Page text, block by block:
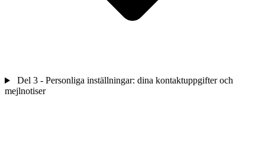
Del 3 - Personliga inställningar: dina kontaktuppgifter och
mejlnotiser